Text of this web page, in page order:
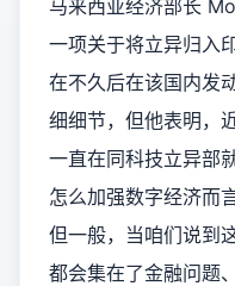
马来西亚经济部长
一项关于将立异归入
在不久后在该国内发
细细节，但他表明，
一直在同科技立异部
怎么加强数字经济而
但一般，当咱们说到
都会集在了金融问题